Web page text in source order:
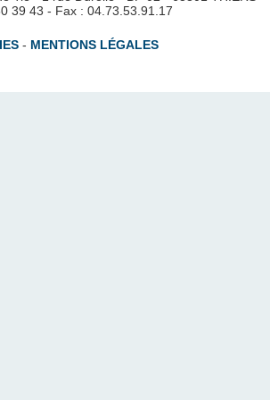
39 43 - Fax : 04.73.53.91.17
- MENTIONS LÉGALES